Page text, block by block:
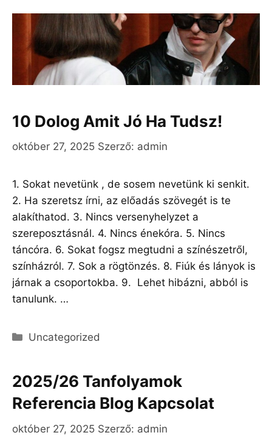
10 Dolog Amit Jó Ha Tudsz!
október 27, 2025 Szerző: admin
1. Sokat nevetünk , de sosem nevetünk ki senkit.
2. Ha szeretsz írni, az előadás szövegét is te
alakíthatod. 3. Nincs versenyhelyzet a
szereposztásnál. 4. Nincs énekóra. 5. Nincs
táncóra. 6. Sokat fogsz megtudni a színészetről,
színházról. 7. Sok a rögtönzés. 8. Fiúk és lányok is
járnak a csoportokba. 9. Lehet hibázni, abból is
tanulunk. …
Kategória
Uncategorized
2025/26 Tanfolyamok
Referencia Blog Kapcsolat
október 27, 2025 Szerző: admin